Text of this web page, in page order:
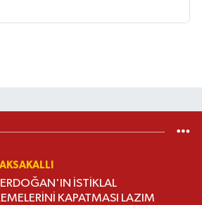
İSTİKLAL
KAPATMASI LAZIM